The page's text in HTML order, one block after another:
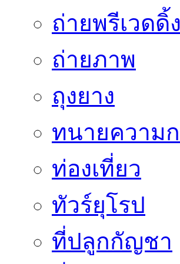
ถ่ายพรีเวดดิ้ง
ถ่ายภาพ
ถุงยาง
ทนายความก
ท่องเที่ยว
ทัวร์ยุโรป
ที่ปลูกกัญชา